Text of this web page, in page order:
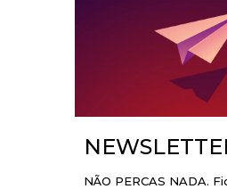
NÃO PERCAS NADA.